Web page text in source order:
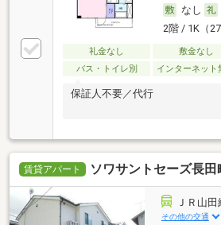
なし
2階 / 1K（
礼金なし 敷金なし
バス・トイレ別
インターネット
保証人不要／代行
賃貸アパート ソワサントセーズ長田
ＪＲ山
その他の交通